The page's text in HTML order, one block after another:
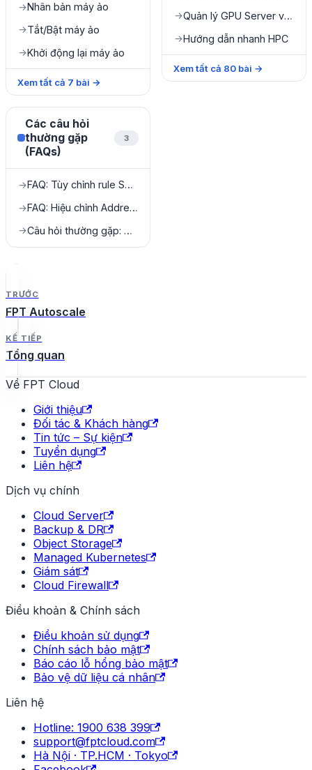
→Nhân bản máy ảo
→Tắt/Bật máy ảo
→Khởi động lại máy ảo
Xem tất cả 7 bài →
→ Quản lý GPU Server với HPC Portal
→Hướng dẫn nhanh HPC
Xem tất cả 80 bài →
Các câu hỏi
thường gặp
(FAQs)
3
→ FAQ: Tùy chỉnh rule Security Group
→ FAQ: Hiệu chỉnh Address Pair
→ Câu hỏi thường gặp: NAT Instance
TRƯỚC
FPT Autoscale
KẾ TIẾP
Tổng quan
Về FPT Cloud
Giới thiệu
Đối tác & Khách hàng
Tin tức – Sự kiện
Tuyển dụng
Liên hệ
Dịch vụ chính
Cloud Server
Backup & DR
Object Storage
Managed Kubernetes
Giám sát
Cloud Firewall
Điều khoản & Chính sách
Điều khoản sử dụng
Chính sách bảo mật
Báo cáo lỗ hổng bảo mật
Bảo vệ dữ liệu cá nhân
Liên hệ
Hotline: 1900 638 399
support@fptcloud.com
Hà Nội · TP.HCM · Tokyo